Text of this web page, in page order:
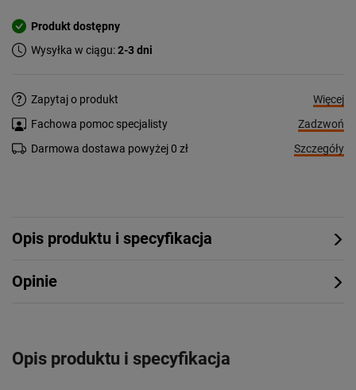
Produkt dostępny
Wysyłka w ciągu:2-3 dni
Zapytaj o produkt
Więcej
Fachowa pomoc specjalisty
Zadzwoń
Darmowa dostawa powyżej 0 zł
Szczegóły
Opis produktu i specyfikacja
Opinie
Opis produktu i specyfikacja